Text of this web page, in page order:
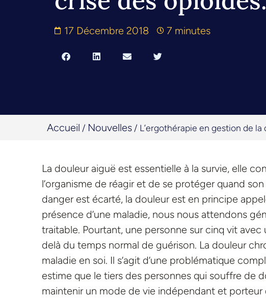
17 Décembre 2018 7 minutes
Accueil / Nouvelles / L’ergothérapie en gestion de
La douleur aiguë est essentielle à la survie, elle
l’organisme de réagir et de se protéger quand
danger est écarté, la douleur est en principe
présence d’une maladie, nous nous attendons
traitable. Pourtant, une personne sur cinq vit
delà du temps normal de guérison. La douleur
maladie en soi. Il s’agit d’une problématique
estime que le tiers des personnes qui souffre de
maintenir un mode de vie indépendant et porteur